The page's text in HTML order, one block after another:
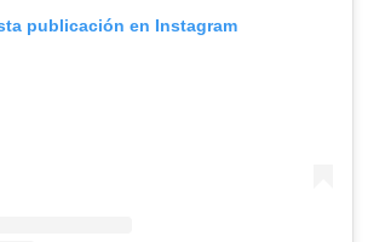
publicación en Instagram